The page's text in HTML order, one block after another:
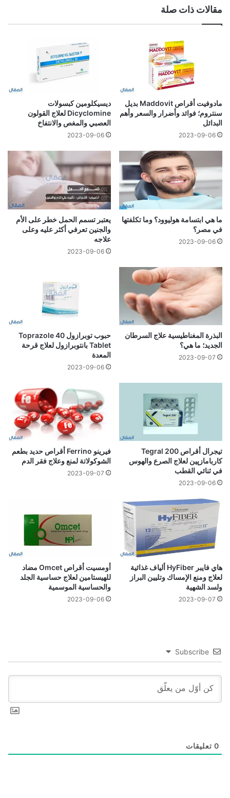
مقالات ذات صلة
مادوفيت أقراص Maddovit بديل
سنتروم؛ فوائد وأضرار والسعر وأهم
البدائل
2023-09-06
ديسيكلومين كبسولات
Dicyclomine لعلاج القولون
العصبي والمغص والانتفاخ
2023-09-06
ما هي ابتسامة هوليوود؟ وما تكلفتها
في مصر؟
2023-09-06
يعتبر تسمم الحمل خطر على الأم
والجنين تعرفي أكثر عليه وعلى
علاجه
2023-09-06
البذرة المغناطيسية علاج السرطان
الجديد؛ ما هي؟
2023-09-07
حبوب توبرازول 40 Toprazole
Tablet بانتوبرازول لعلاج قرحة
المعدة
2023-09-06
تيجرال أقراص 200 Tegral
كاربامازپين لعلاج الصرع والهوس
في ثنائي القطب
2023-09-06
فيرينو Ferrino أقراص حديد بطعم
الشوكولاتة لمنع وعلاج فقر الدم
2023-09-07
هاي فايبر HyFiber ألياف غذائية
لعلاج ومنع الإمساك وتليين البراز
ولسد الشهية
2023-09-07
أومسيت أقراص Omcet مضاد
للهيستامين لعلاج حساسية الجلد
والحساسية الموسمية
2023-09-06
Subscribe
0 تعليقات